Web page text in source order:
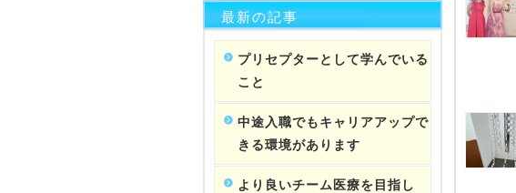
最新の記事
プリセプターとして学んでいる
こと
中途入職でもキャリアアップで
きる環境があります
より良いチーム医療を目指し